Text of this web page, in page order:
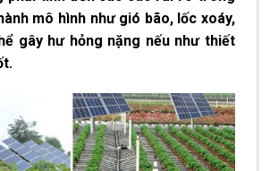
mô hình như gió bão, lốc xoáy,
gây hư hỏng nặng nếu như thiết